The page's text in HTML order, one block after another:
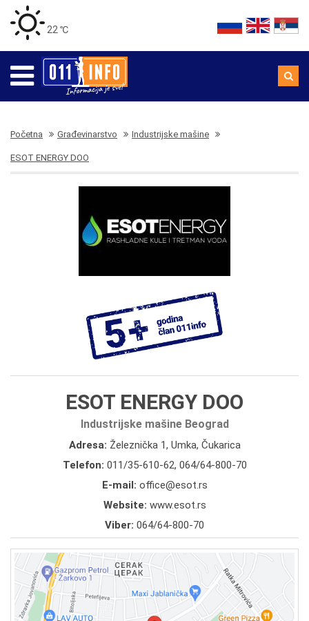
22 ℃
Početna Građevinarstvo Industrijske mašine
ESOT ENERGY DOO
ESOT ENERGY DOO
Industrijske mašine Beograd
Adresa: Železnička 1, Umka, Čukarica
Telefon: 011/35-610-62, 064/64-800-70
E-mail: office@esot.rs
Website: www.esot.rs
Viber: 064/64-800-70